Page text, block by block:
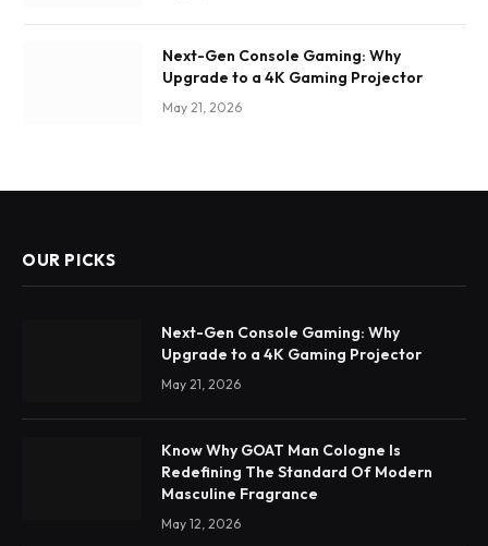
Next-Gen Console Gaming: Why
Upgrade to a 4K Gaming Projector
May 21, 2026
OUR PICKS
Next-Gen Console Gaming: Why
Upgrade to a 4K Gaming Projector
May 21, 2026
Know Why GOAT Man Cologne Is
Redefining The Standard Of Modern
Masculine Fragrance
May 12, 2026